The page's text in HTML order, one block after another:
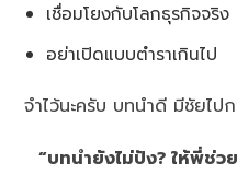
เชื่อมโยงกับโลกธุรกิจจริง
อย่าเปิดแบบตำราเกินไป
จำไว้นะครับ บทนำดี มีชัยไป
“บทนำยังไม่ปัง? ให้พี่ช่ว